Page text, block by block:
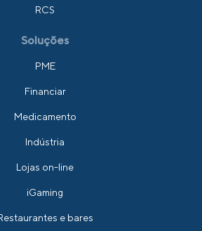
RCS
Soluções
PME
Financiar
Medicamento
Indústria
Lojas on-line
iGaming
e bares